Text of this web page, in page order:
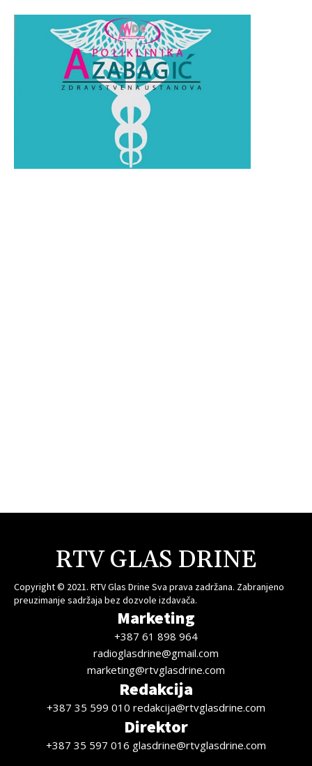
RTV GLAS DRINE
Copyright © 2021. RTV Glas Drine Sva prava zadržana. Zabranjeno
preuzimanje sadržaja bez dozvole izdavača.
Marketing
+387 61 898 964
radioglasdrine@gmail.com
marketing@rtvglasdrine.com
Redakcija
+387 35 599 010 redakcija@rtvglasdrine.com
Direktor
+387 35 597 016 glasdrine@rtvglasdrine.com